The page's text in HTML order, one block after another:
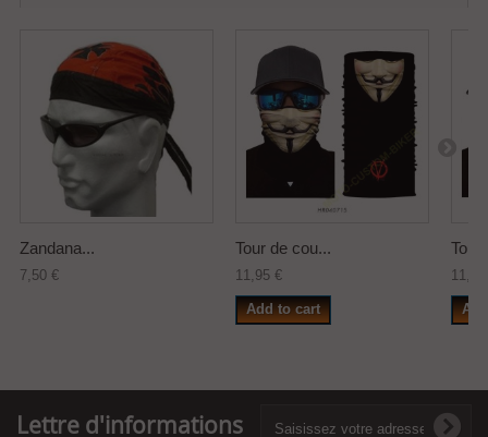
Zandana...
7,50 €
Tour de cou...
11,95 €
Add to cart
Tour
Lettre d'informations